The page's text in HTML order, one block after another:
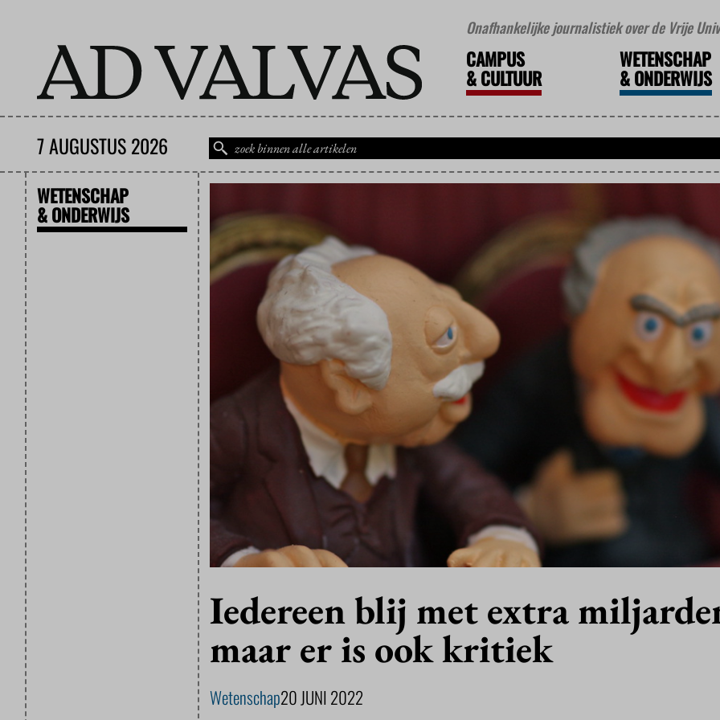
Onafhankelijke journalistiek over de Vrije
CAMPUS
&CULTUUR
WETENSCHAP
&ONDERWIJS
7 AUGUSTUS 2026
WETENSCHAP
& ONDERWIJS
Iedereen blij met extra
maar er is ook kritiek
Wetenschap20 JUNI 2022